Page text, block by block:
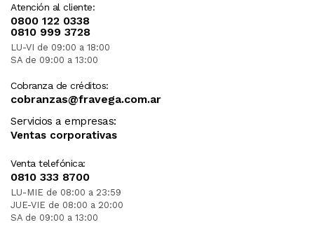
Atención al cliente:
0800 122 0338
0810 999 3728
LU-VI de 09:00 a 18:00
SA de 09:00 a 13:00
Cobranza de créditos:
cobranzas@fravega.com.ar
Servicios a empresas:
Ventas corporativas
Venta telefónica:
0810 333 8700
LU-MIE de 08:00 a 23:59
JUE-VIE de 08:00 a 20:00
SA de 09:00 a 13:00